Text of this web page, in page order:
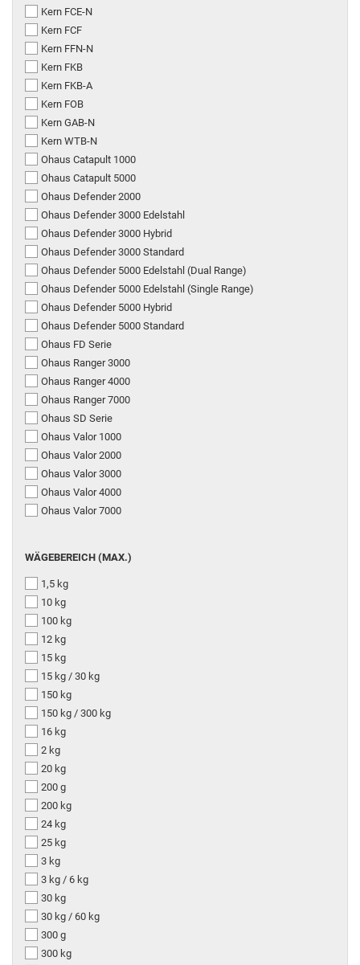
Kern FCE-N
Kern FCF
Kern FFN-N
Kern FKB
Kern FKB-A
Kern FOB
Kern GAB-N
Kern WTB-N
Ohaus Catapult 1000
Ohaus Catapult 5000
Ohaus Defender 2000
Ohaus Defender 3000 Edelstahl
Ohaus Defender 3000 Hybrid
Ohaus Defender 3000 Standard
Ohaus Defender 5000 Edelstahl (Dual Range)
Ohaus Defender 5000 Edelstahl (Single Range)
Ohaus Defender 5000 Hybrid
Ohaus Defender 5000 Standard
Ohaus FD Serie
Ohaus Ranger 3000
Ohaus Ranger 4000
Ohaus Ranger 7000
Ohaus SD Serie
Ohaus Valor 1000
Ohaus Valor 2000
Ohaus Valor 3000
Ohaus Valor 4000
Ohaus Valor 7000
WÄGEBEREICH (MAX.)
1,5 kg
10 kg
100 kg
12 kg
15 kg
15 kg / 30 kg
150 kg
150 kg / 300 kg
16 kg
2 kg
20 kg
200 g
200 kg
24 kg
25 kg
3 kg
3 kg / 6 kg
30 kg
30 kg / 60 kg
300 g
300 kg